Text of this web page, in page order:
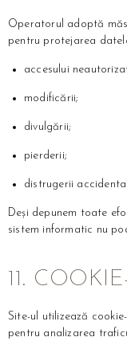
Operatorul adoptă
pentru protejarea
accesului
modificării;
divulgării;
pierderii;
distrugerii
Deși depunem toate
sistem informatic nu
11.
Site-ul utilizează
pentru analizarea